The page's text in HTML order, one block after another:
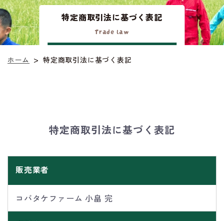
特定商取引法に基づく表記
Trade law
ホーム > 特定商取引法に基づく表記
特定商取引法に基づく表記
販売業者
コバタケファーム 小畠 完